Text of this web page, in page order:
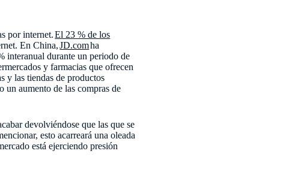
por internet.El 23 % de los
En China,JD.comha
interanual durante un periodo de
y farmacias que ofrecen
y las tiendas de productos
un aumento de las compras de
devolviéndose que las que se
esto acarreará una oleada
está ejerciendo presión